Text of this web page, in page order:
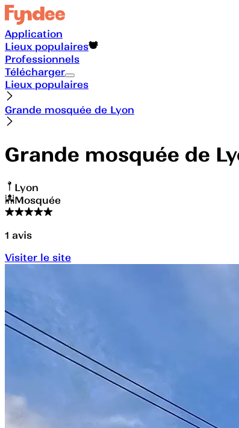
Application
Lieux populaires
Professionnels
Télécharger
Lieux populaires
Grande mosquée de Lyon
Grande mosquée de
Lyon
Mosquée
1 avis
Visiter le site